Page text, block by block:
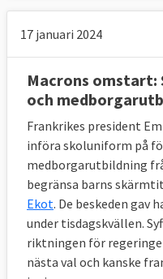
17 januari 2024
Macrons
och
Frankrikes president
införa skoluniform på
medborgarutbildning
begränsa barns
Ekot. De beskeden gav
under tisdagskvällen.
riktningen för
nästa val och kanske